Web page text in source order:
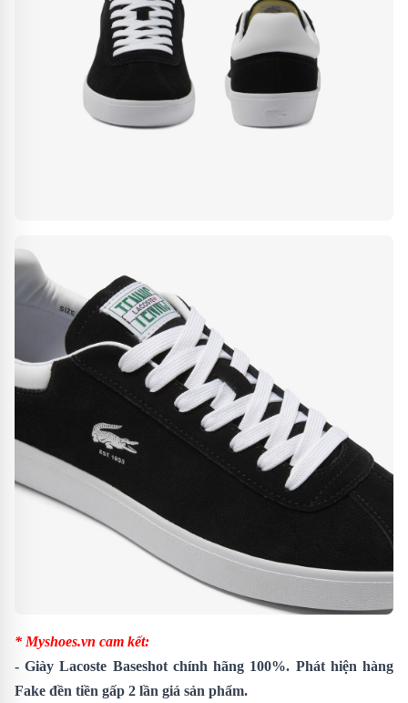
* Myshoes.vn cam kết:
-Giày Lacoste Baseshotchính hãng 100%. Phát hiện hàng
Fake đền tiền gấp 2 lần giá sản phẩm.